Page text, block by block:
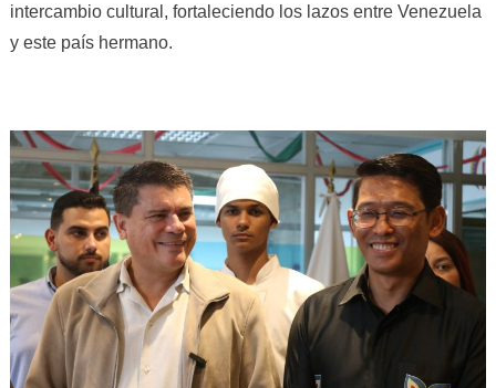
intercambio cultural, fortaleciendo los lazos entre Venezuela
y este país hermano.